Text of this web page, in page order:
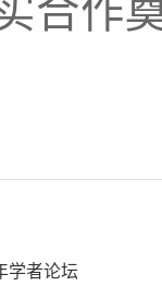
合作
学者论坛